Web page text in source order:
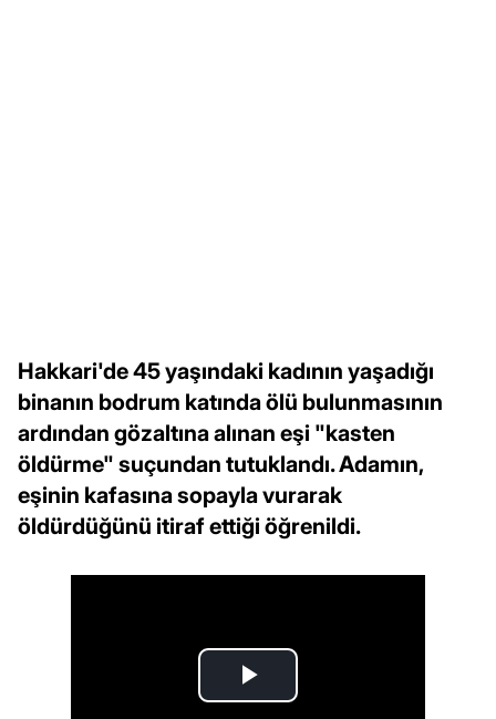
Hakkari'de 45 yaşındaki kadının yaşadığı
binanın bodrum katında ölü bulunmasının
ardından gözaltına alınan eşi "kasten
öldürme" suçundan tutuklandı. Adamın,
eşinin kafasına sopayla vurarak
öldürdüğünü itiraf ettiği öğrenildi.